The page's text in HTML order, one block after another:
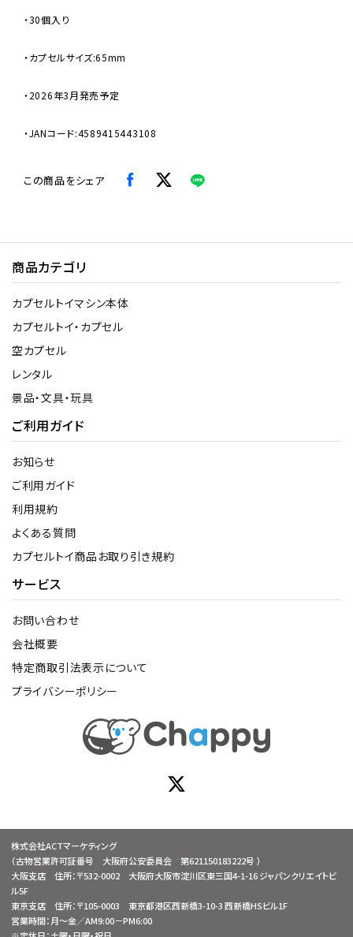
・30個入り
・カプセルサイズ:65mm
・2026年3月発売予定
・JANコード:4589415443108
この商品をシェア
商品カテゴリ
カプセルトイマシン本体
カプセルトイ・カプセル
空カプセル
レンタル
景品・文具・玩具
ご利用ガイド
お知らせ
ご利用ガイド
利用規約
よくある質問
カプセルトイ商品お取り引き規約
サービス
お問い合わせ
会社概要
特定商取引法表示について
プライバシーポリシー
株式会社ACTマーケティング
（古物営業許可証番号 大阪府公安委員会 第621150183222号 ）
大阪支店 住所：〒532-0002 大阪府大阪市淀川区東三国4-1-16 ジャパンクリエイトビ
ル5F
東京支店 住所：〒105-0003 東京都港区西新橋3-10-3 西新橋HSビル1F
営業時間：月～金／AM9:00－PM6:00